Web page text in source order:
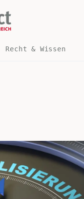
Recht & Wissen